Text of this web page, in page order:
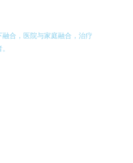
融合，医院与家庭融合，治疗